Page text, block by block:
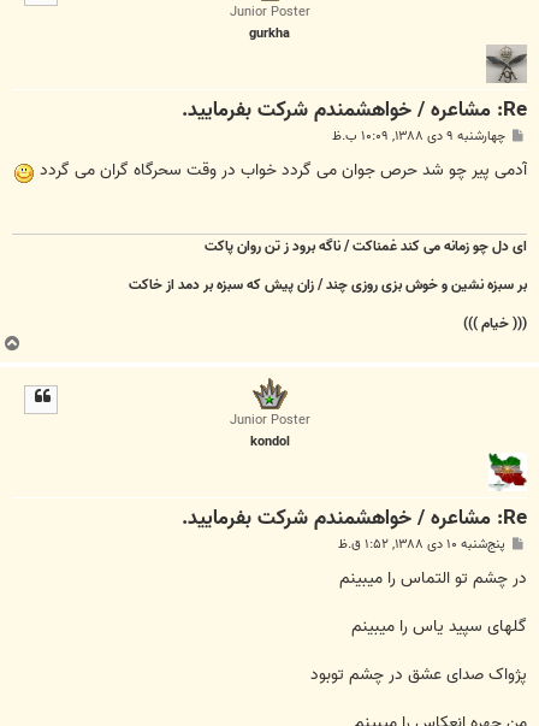
Junior Poster
gurkha
Re: مشاعره / خواهشمندم شرکت بفرماييد.
پ
ت
چهارشنبه ۹ دی ۱۳۸۸, ۱۰:۰۹ ب.ظ
آدمی پیر چو شد حرص جوان می گردد خواب در وقت سحرگاه گران می گردد
ای دل چو زمانه می کند غمناکت / ناگه برود ز تن روان پاکت
بر سبزه نشین و خوش بزی روزی چند / زان پیش که سبزه بر دمد از خاکت
((( خیام )))
ب
ا
Junior Poster
kondol
Re: مشاعره / خواهشمندم شرکت بفرماييد.
پ
ت
پنج‌شنبه ۱۰ دی ۱۳۸۸, ۱:۵۲ ق.ظ
در چشم تو التماس را میبینم
گلهای سپید یاس را میبینم
پژواک صدای عشق در چشم توبود